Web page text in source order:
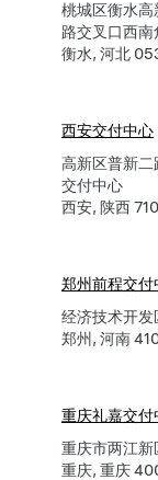
桃城区衡水
路交叉口西南
衡水, 河北
西安交付中心
高新区普新二
交付中心
西安, 陕西
郑州前程交付
经济技术开
郑州, 河南
重庆礼嘉交付
重庆市两江
重庆, 重庆